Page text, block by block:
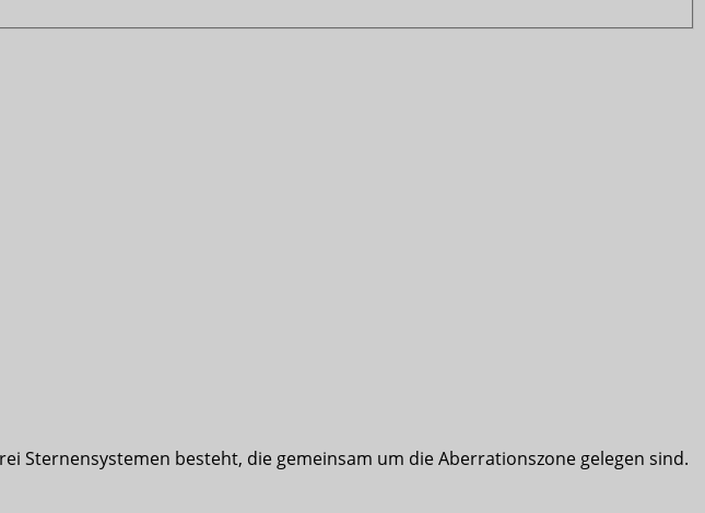
Sternensystemen besteht, die gemeinsam um die Aberrationszone gelegen sind.